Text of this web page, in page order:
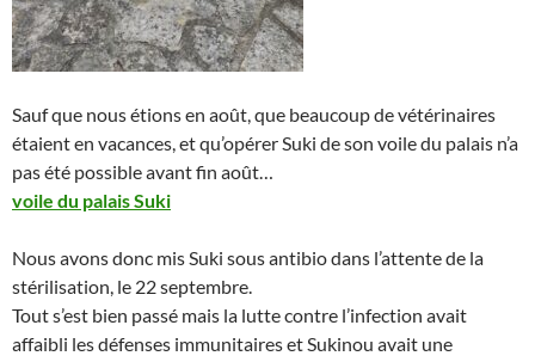
Sauf que nous étions en août, que beaucoup de vétérinaires
étaient en vacances, et qu’opérer Suki de son voile du palais n’a
pas été possible avant fin août…
voile du palais Suki
Nous avons donc mis Suki sous antibio dans l’attente de la
stérilisation, le 22 septembre.
Tout s’est bien passé mais la lutte contre l’infection avait
affaibli les défenses immunitaires et Sukinou avait une